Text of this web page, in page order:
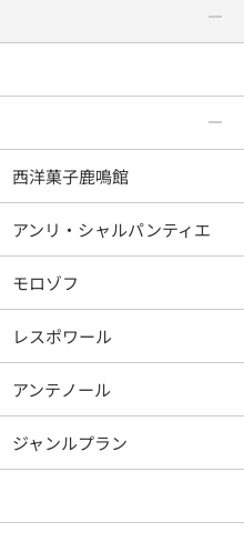
西洋菓子鹿鳴館
アンリ・シャルパンティエ
モロゾフ
レスポワール
アンテノール
ジャンルプラン